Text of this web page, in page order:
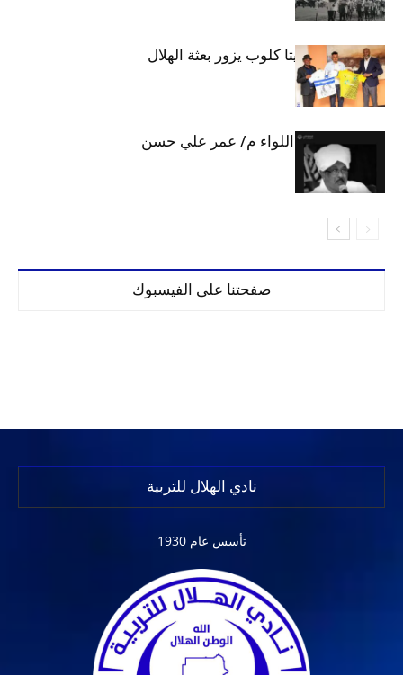
وفد رفيع من فيتا كلوب يزور بعثة الهلال
الهلال يحتسب اللواء م/ عمر علي حسن
صفحتنا على الفيسبوك
نادي الهلال للتربية
تأسس عام 1930